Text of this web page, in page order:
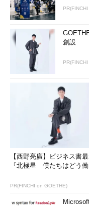
創設
【西野亮廣】ビジネス書
『北極星 僕たちはどう働
PR(FINCHI on GOETHE)